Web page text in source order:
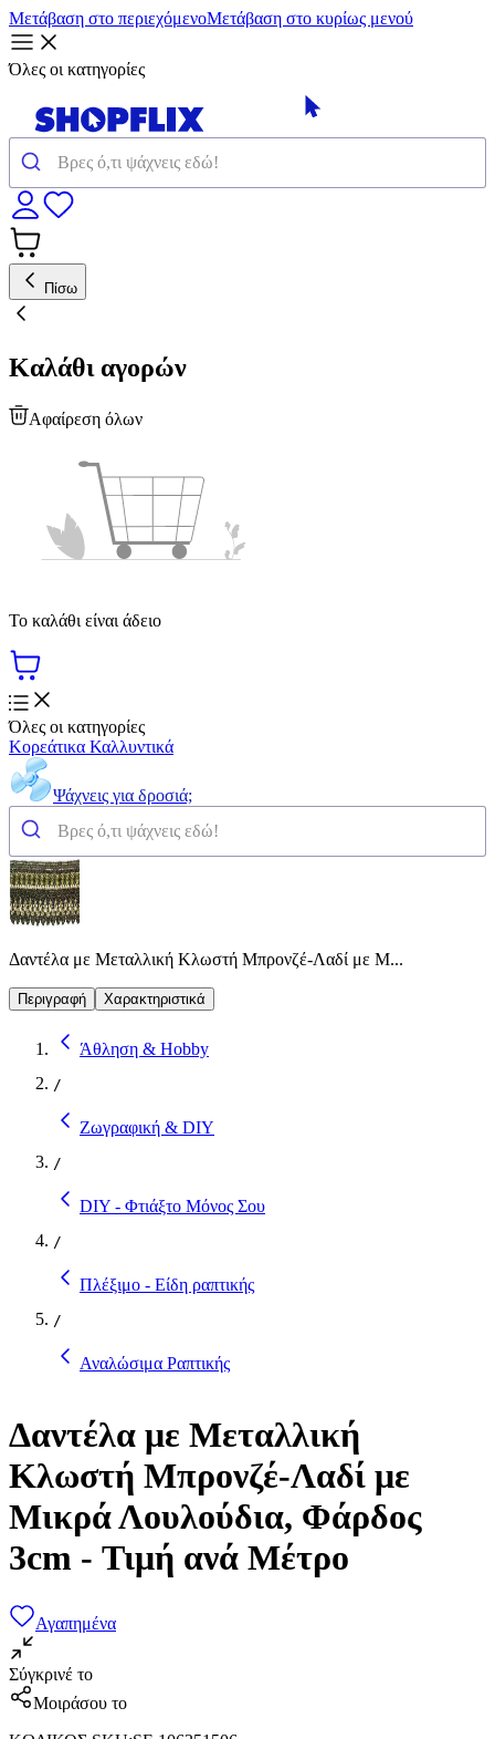
Μετάβαση στο περιεχόμενοΜετάβαση στο κυρίως μενού
Όλες οι κατηγορίες
Πίσω
Καλάθι αγορών
Αφαίρεση όλων
Το καλάθι είναι άδειο
Όλες οι κατηγορίες
Κορεάτικα Καλλυντικά
Ψάχνεις για δροσιά;
Δαντέλα με Μεταλλική Κλωστή Μπρονζέ-Λαδί με Μ...
Περιγραφή Χαρακτηριστικά
Άθληση & Hobby
/
Ζωγραφική & DIY
/
DIY - Φτιάξτο Μόνος Σου
/
Πλέξιμο - Είδη ραπτικής
/
Αναλώσιμα Ραπτικής
Δαντέλα με Μεταλλική
Κλωστή Μπρονζέ-Λαδί με
Μικρά Λουλούδια, Φάρδος
3cm - Τιμή ανά Μέτρο
Αγαπημένα
Σύγκρινέ το
Μοιράσου το